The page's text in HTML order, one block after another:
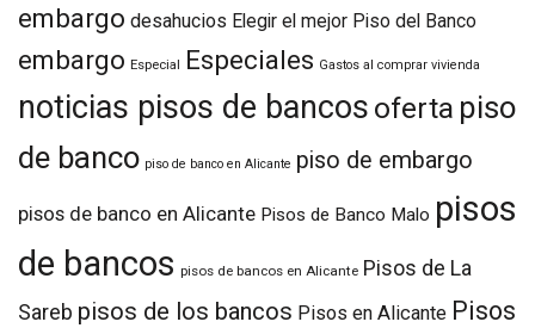
embargo desahucios Elegir el mejor Piso del Banco
embargo Especial Especiales Gastos al comprar vivienda
noticias pisos de bancos oferta piso
de banco piso de banco en Alicante piso de embargo
pisos de banco en Alicante Pisos de Banco Malo pisos
de bancos pisos de bancos en Alicante Pisos de La
Sareb pisos de los bancos Pisos en Alicante Pisos